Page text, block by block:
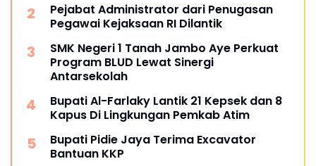
Pejabat Administrator dari Penugasan
Pegawai Kejaksaan RI Dilantik
SMK Negeri 1 Tanah Jambo Aye Perkuat
Program BLUD Lewat Sinergi
Antarsekolah
Bupati Al-Farlaky Lantik 21 Kepsek dan 8
Kapus Di Lingkungan Pemkab Atim
Bupati Pidie Jaya Terima Excavator
Bantuan KKP